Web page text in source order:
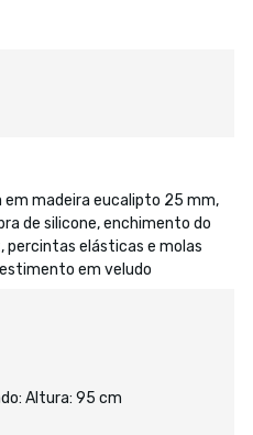
madeira eucalipto 25 mm,
de silicone, enchimento do
elásticas e molas
em veludo
Altura: 95 cm